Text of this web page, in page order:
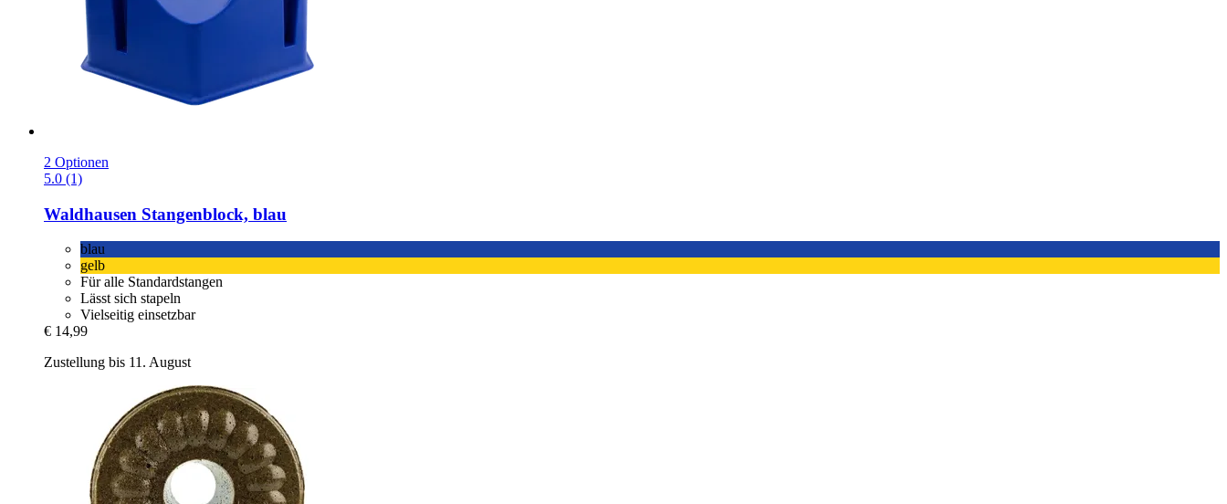
2 Optionen
5.0 (1)
Waldhausen Stangenblock, blau
blau
gelb
Für alle Standardstangen
Lässt sich stapeln
Vielseitig einsetzbar
€ 14,99
Zustellung bis 11. August